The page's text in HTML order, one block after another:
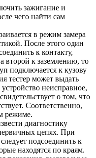
зажигание и
чего найти сам
в режим замера
После этого один
к контакту,
второй к заземлению, то
подключается к кузову
тестер может выдать
неисправное,
о том, что
Соответственно,
режиме.
диагностику
цепях. При
подсоединить к
находятся по краям.